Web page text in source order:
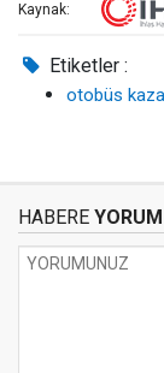
Kaynak:
Etiketler :
otobüs
HABERE